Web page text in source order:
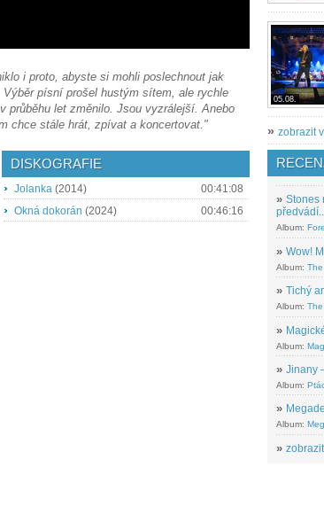
i proto, abyste si mohli poslechnout jak
písní prošel hustým sítem, ale rychle
průběhu let změnilo. Jsou vyzrálejší. Anebo
chce stále hrát, zpívat a koncertovat."
DISKOGRAFIE
Jolanka (2014)
00:41:08
Okná dokorán (2024) 00:46:16
05.08.
» zobrazit
» Stones
Album:
» Wow!
Album:
» Tichý
Album:
»
Album:
» Jinany
Album:
»
Album:
»